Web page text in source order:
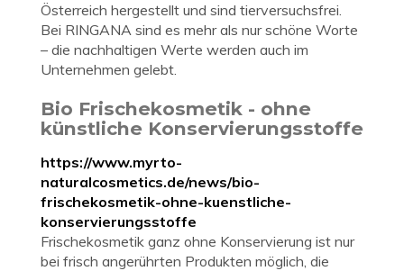
Österreich hergestellt und sind tierversuchsfrei.
Bei RINGANA sind es mehr als nur schöne Worte
– die nachhaltigen Werte werden auch im
Unternehmen gelebt.
Bio Frischekosmetik - ohne
künstliche Konservierungsstoffe
https://www.myrto-
naturalcosmetics.de/news/bio-
frischekosmetik-ohne-kuenstliche-
konservierungsstoffe
Frischekosmetik ganz ohne Konservierung ist nur
bei frisch angerührten Produkten möglich, die